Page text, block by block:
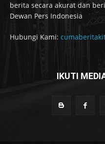
berita secara akurat dan
Dewan Pers Indonesia
Hubungi Kami:
IKUTI